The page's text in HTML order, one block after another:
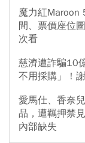
魔力紅Maroon
間、票價座位
次看
慈濟遭詐騙10
不用採購」！
愛馬仕、香奈
品，遭羈押禁
內部缺失